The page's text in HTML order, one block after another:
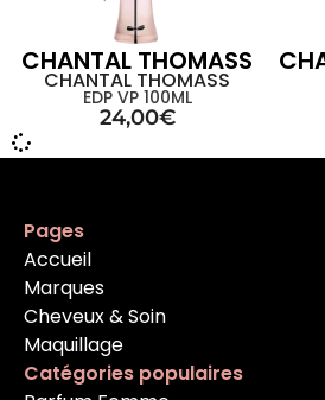
CHANTAL THOMASS
CHANTAL THOMASS
EDP VP 100ML
24,00€
Pages
Accueil
Marques
Cheveux & Soin
Maquillage
Catégories populaires